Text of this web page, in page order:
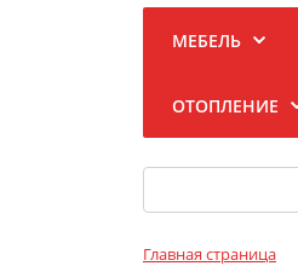
МЕБЕЛЬ
ОТОПЛЕНИЕ
Главная страница